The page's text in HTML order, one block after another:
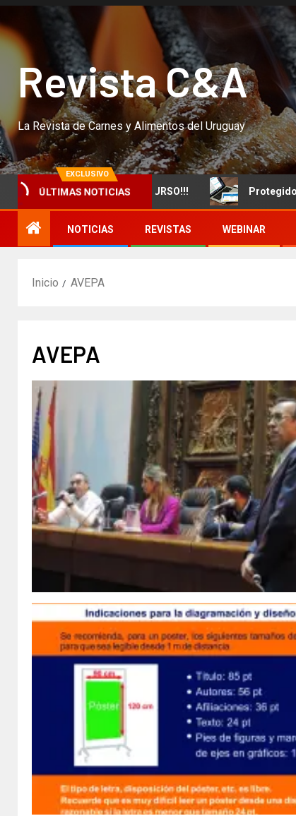
Revista C&A
La Revista de Carnes y Alimentos del Uruguay
EXCLUSIVO
ÚLTIMAS NOTICIAS
de un nuevo CURSO!!! Protegido:
NOTICIAS REVISTAS WEBINAR
Inicio AVEPA
AVEPA